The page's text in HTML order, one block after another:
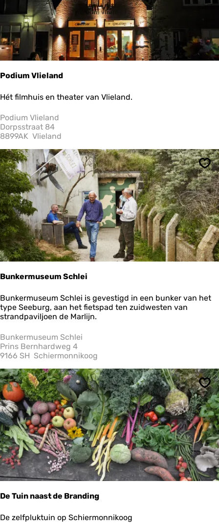
s
c
h
a
t
o
p
V
i
l
a
n
Podium Vlieland
P
d
i
u
V
l
i
e
l
a
n
d
Hét filmhuis en theater van Vlieland.
Podium Vlieland
Dorpsstraat 84
8899AK Vlieland
Bunkermuseum Schlei
B
u
n
e
r
m
s
e
u
m
S
c
h
l
e
i
Bunkermuseum Schlei is gevestigd in een bunker van het
type Seeburg, aan het fietspad ten zuidwesten van
strandpaviljoen de Marlijn.
Bunkermuseum Schlei
Prins Bernhardweg 4
9166 SH Schiermonnikoog
De Tuin naast de Branding
D
De zelfpluktuin op Schiermonnikoog